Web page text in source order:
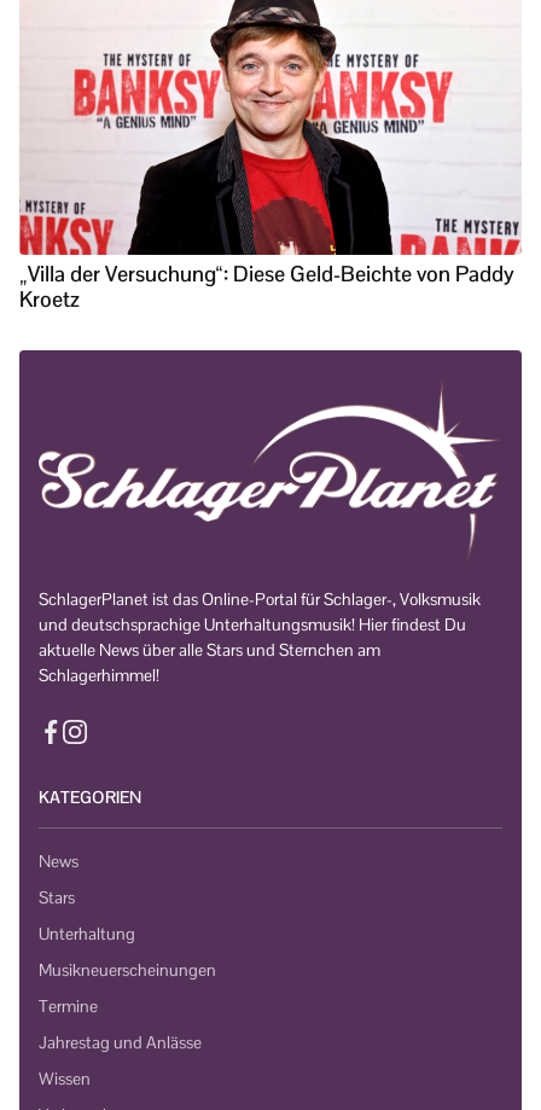
„Villa der Versuchung“: Diese Geld-Beichte von Paddy
Kroetz
SchlagerPlanet ist das Online-Portal für Schlager-, Volksmusik
und deutschsprachige Unterhaltungsmusik! Hier findest Du
aktuelle News über alle Stars und Sternchen am
Schlagerhimmel!
KATEGORIEN
News
Stars
Unterhaltung
Musikneuerscheinungen
Termine
Jahrestag und Anlässe
Wissen